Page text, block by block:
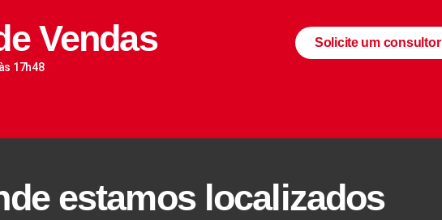
Vendas
17h48
Solicite um consultor
estamos localizados